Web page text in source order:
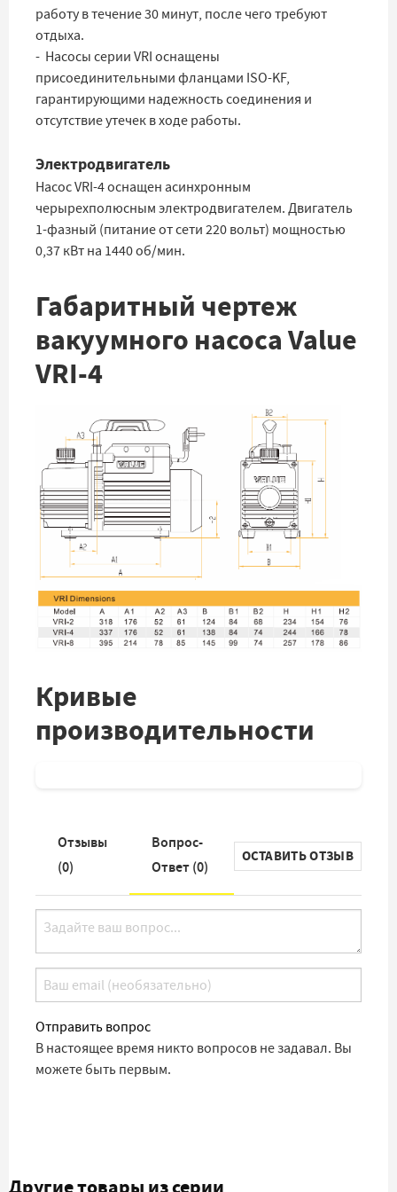
работу в течение 30 минут, после чего требуют
отдыха.
- Насосы серии VRI оснащены
присоединительными фланцами ISO-KF,
гарантирующими надежность соединения и
отсутствие утечек в ходе работы.
Электродвигатель
Насос VRI-4 оснащен асинхронным
черырехполюсным электродвигателем. Двигатель
1-фазный (питание от сети 220 вольт) мощностью
0,37 кВт на 1440 об/мин.
Габаритный чертеж
вакуумного насоса Value
VRI-4
Кривые
производительности
Отзывы
(0)
Вопрос-
Ответ (0)
ОСТАВИТЬ ОТЗЫВ
Отправить вопрос
В настоящее время никто вопросов не задавал. Вы
можете быть первым.